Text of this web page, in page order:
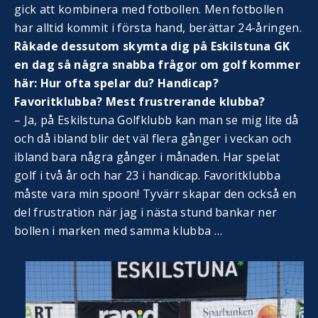
gick att kombinera med fotbollen. Men fotbollen
har alltid kommit i första hand, berättar 24-åringen.
Råkade dessutom skymta dig på Eskilstuna GK
en dag så några snabba frågor om golf kommer
här: Hur ofta spelar du? Handicap?
Favoritklubba? Mest frustrerande klubba?
– Ja, på Eskilstuna Golfklubb kan man se mig lite då
och då ibland blir det väl flera gånger i veckan och
ibland bara några gånger i månaden. Har spelat
golf i två år och har 23 i handicap. Favoritklubba
måste vara min spoon! Tyvärr skapar den också en
del frustration när jag i nästa stund bankar ner
bollen i marken med samma klubba …